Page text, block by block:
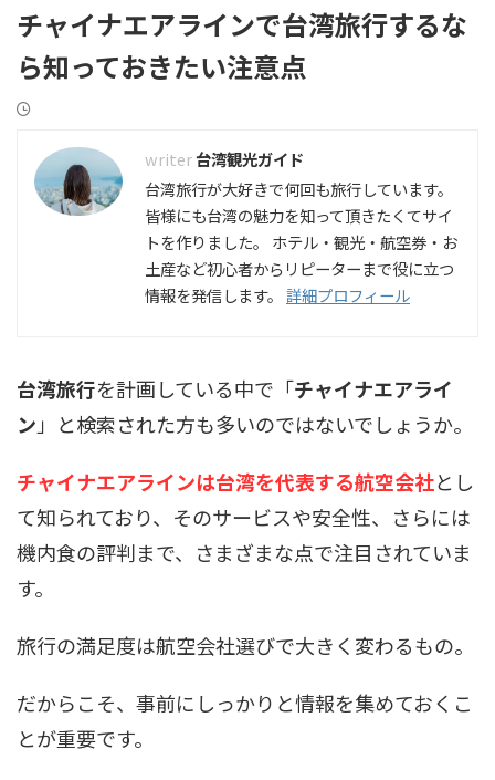
チャイナエアラインで台湾旅行するな
ら知っておきたい注意点
台湾観光ガイド
台湾旅行が大好きで何回も旅行しています。
皆様にも台湾の魅力を知って頂きたくてサイ
トを作りました。 ホテル・観光・航空券・お
土産など初心者からリピーターまで役に立つ
情報を発信します。 詳細プロフィール
台湾旅行を計画している中で「チャイナエアライ
ン 」と検索された方も多いのではないでしょうか。
チャイナエアラインは台湾を代表する航空会社とし
て知られており、そのサービスや安全性、さらには
機内食の評判まで、さまざまな点で注目されていま
す。
旅行の満足度は航空会社選びで大きく変わるもの。
だからこそ、事前にしっかりと情報を集めておくこ
とが重要です。